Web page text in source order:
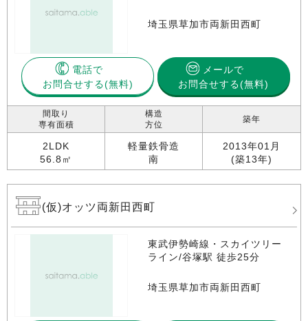
埼玉県草加市両新田西町
電話で
お問合せする
メールで
お問合せする(無料)
間取り
専有面積
2LDK
56.8㎡
構造
方位
軽量鉄骨造
南
築年
2013年01月
(築13年)
(仮)オッツ両新田西町
東武伊勢崎線・スカイツリー
ライン/谷塚駅 徒歩25分
埼玉県草加市両新田西町